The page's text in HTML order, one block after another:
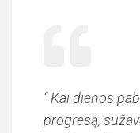
“ Kai dienos
progresą,